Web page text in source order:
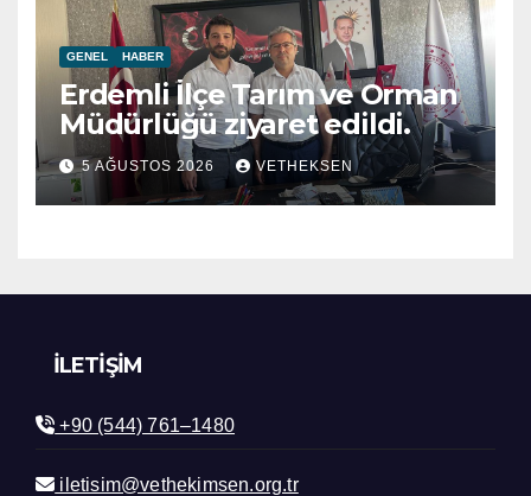
GENEL HABER
Erdemli İlçe Tarım ve Orman
Müdürlüğü ziyaret edildi.
5 AĞUSTOS 2026 VETHEKSEN
İLETIŞIM
+90 (544) 761–1480
iletisim@vethekimsen.org.tr